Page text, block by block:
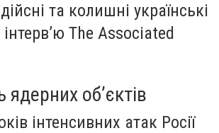
та колишні українські
The Associated
ядерних об’єктів
інтенсивних атак Росії